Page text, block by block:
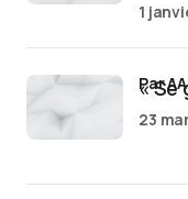
1
« Sé
par
23